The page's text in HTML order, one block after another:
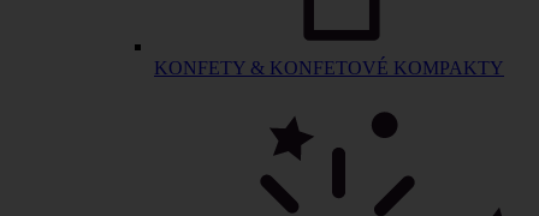
KONFETY & KONFETOVÉ KOMPAKTY